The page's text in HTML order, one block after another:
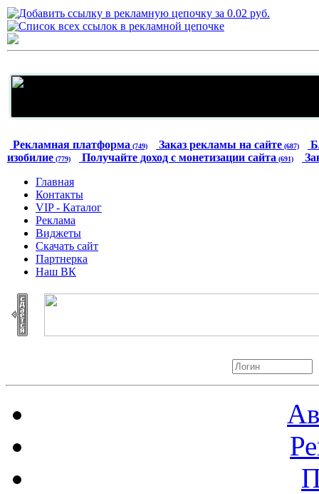
Рекламная платформа (749) Заказ рекламы на сайте (687)
изобилие (779) Получайте доход с монетизации сайта (691)
Главная
Контакты
VIP - Каталог
Реклама
Виджеты
Скачать сайт
Партнерка
Наш ВК